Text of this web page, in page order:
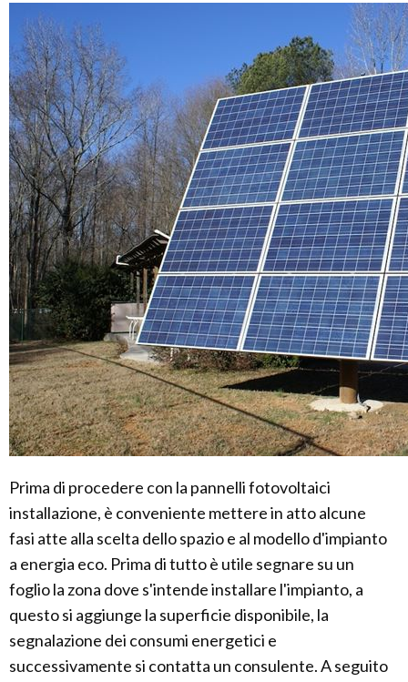
Prima di procedere con la pannelli fotovoltaici
installazione, è conveniente mettere in atto alcune
fasi atte alla scelta dello spazio e al modello d'impianto
a energia eco. Prima di tutto è utile segnare su un
foglio la zona dove s'intende installare l'impianto, a
questo si aggiunge la superficie disponibile, la
segnalazione dei consumi energetici e
successivamente si contatta un consulente. A seguito